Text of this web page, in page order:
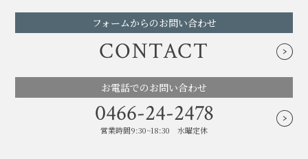
フォームからのお問い合わせ
CONTACT
お電話でのお問い合わせ
0466-24-2478
営業時間9:30~18:30 水曜定休